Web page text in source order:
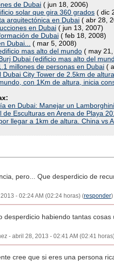
de Dubai ( jun 18, 2006)
solar que gira 360 grados ( dic
arquitectónica en Dubai ( abr 28,
en Dubai ( jun 13, 2007)
de Dubai ( feb 18, 2008)
Dubai...
( mar 5, 2008)
mas alto del mundo ( may
Dubai (edificio mas alto del
millones de personas en Dubai (
City Tower de 2.5km de altura
con 1Km de altura, inicia
en Dubai: Manejar un
de Esculturas en Arena de Playa
llegar a 1km de altura. China vs
pero... Que desperdicio de
- 02:24 AM (02:24 horas) (responder)
desperdicio habiendo tantas
- abril 28, 2013 - 02:41 AM (02:41
cree que si eres una persona